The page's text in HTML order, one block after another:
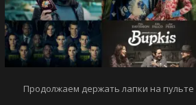
Продолжаем держать лапки на пульте